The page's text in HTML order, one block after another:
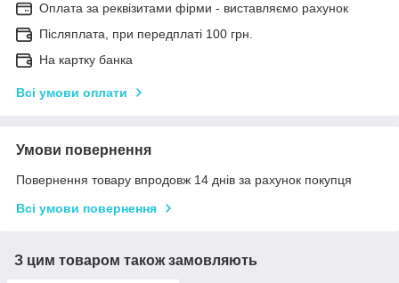
Оплата за реквізитами фірми - виставляємо рахунок
Післяплата, при передплаті 100 грн.
На картку банка
Всі умови оплати
Умови повернення
Повернення товару впродовж 14 днів за рахунок покупця
Всі умови повернення
З цим товаром також замовляють